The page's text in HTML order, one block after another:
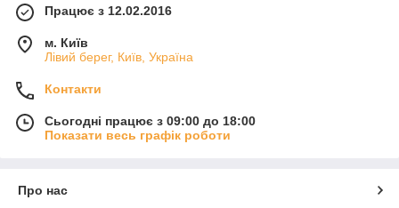
Працює з 12.02.2016
м. Київ
Лівий берег, Київ, Україна
Контакти
Сьогодні працює з 09:00 до 18:00
Показати весь графік роботи
Про нас